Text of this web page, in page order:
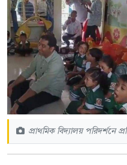
প্রাথমিক বিদ্যালয় পরিদর্শনে